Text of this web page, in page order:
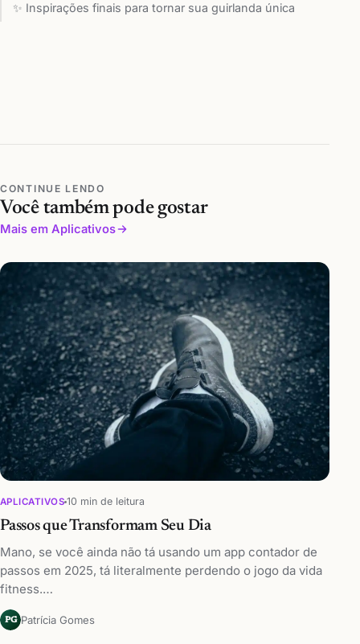
✨ Inspirações finais para tornar sua guirlanda única
CONTINUE LENDO
Você também pode gostar
Mais em Aplicativos
APLICATIVOS 10 min de leitura
Passos que Transformam Seu Dia
Mano, se você ainda não tá usando um app contador de
passos em 2025, tá literalmente perdendo o jogo da vida
fitness.…
PG Patrícia Gomes